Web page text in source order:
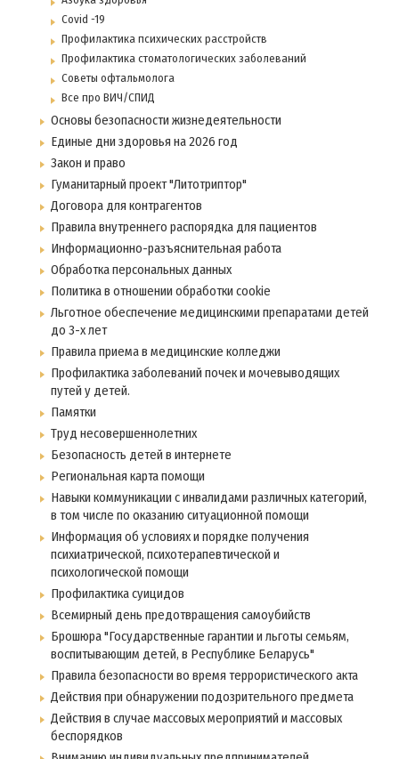
Covid -19
Профилактика психических расстройств
Профилактика стоматологических заболеваний
Советы офтальмолога
Все про ВИЧ/СПИД
Основы безопасности жизнедеятельности
Единые дни здоровья на 2026 год
Закон и право
Гуманитарный проект "Литотриптор"
Договора для контрагентов
Правила внутреннего распорядка для пациентов
Информационно-разъяснительная работа
Обработка персональных данных
Политика в отношении обработки cookie
Льготное обеспечение медицинскими препаратами детей
до 3-х лет
Правила приема в медицинские колледжи
Профилактика заболеваний почек и мочевыводящих
путей у детей.
Памятки
Труд несовершеннолетних
Безопасность детей в интернете
Региональная карта помощи
Навыки коммуникации с инвалидами различных категорий,
в том числе по оказанию ситуационной помощи
Информация об условиях и порядке получения
психиатрической, психотерапевтической и
психологической помощи
Профилактика суицидов
Всемирный день предотвращения самоубийств
Брошюра "Государственные гарантии и льготы семьям,
воспитывающим детей, в Республике Беларусь"
Правила безопасности во время террористического акта
Действия при обнаружении подозрительного предмета
Действия в случае массовых мероприятий и массовых
беспорядков